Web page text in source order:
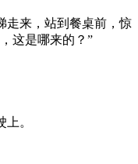
走来，站到餐桌前，惊
这是哪来的？”
。